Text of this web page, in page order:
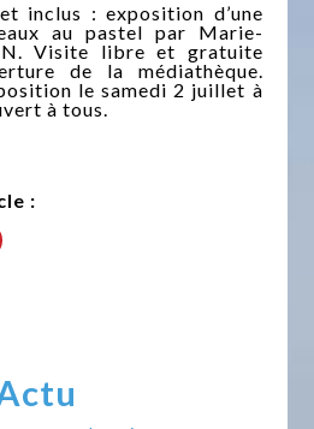
inclus : exposition d’une
au pastel par Marie-
Visite libre et gratuite
de la médiathèque.
le samedi 2 juillet à
à tous.
: